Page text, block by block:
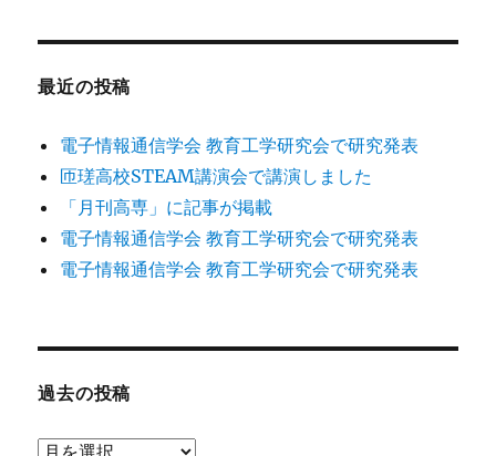
最近の投稿
電子情報通信学会 教育工学研究会で研究発表
匝瑳高校STEAM講演会で講演しました
「月刊高専」に記事が掲載
電子情報通信学会 教育工学研究会で研究発表
電子情報通信学会 教育工学研究会で研究発表
過去の投稿
過